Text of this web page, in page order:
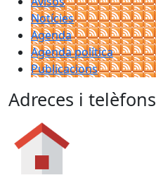
Notícies
Agenda
Agenda política
Publicacions
Adreces i telèfons